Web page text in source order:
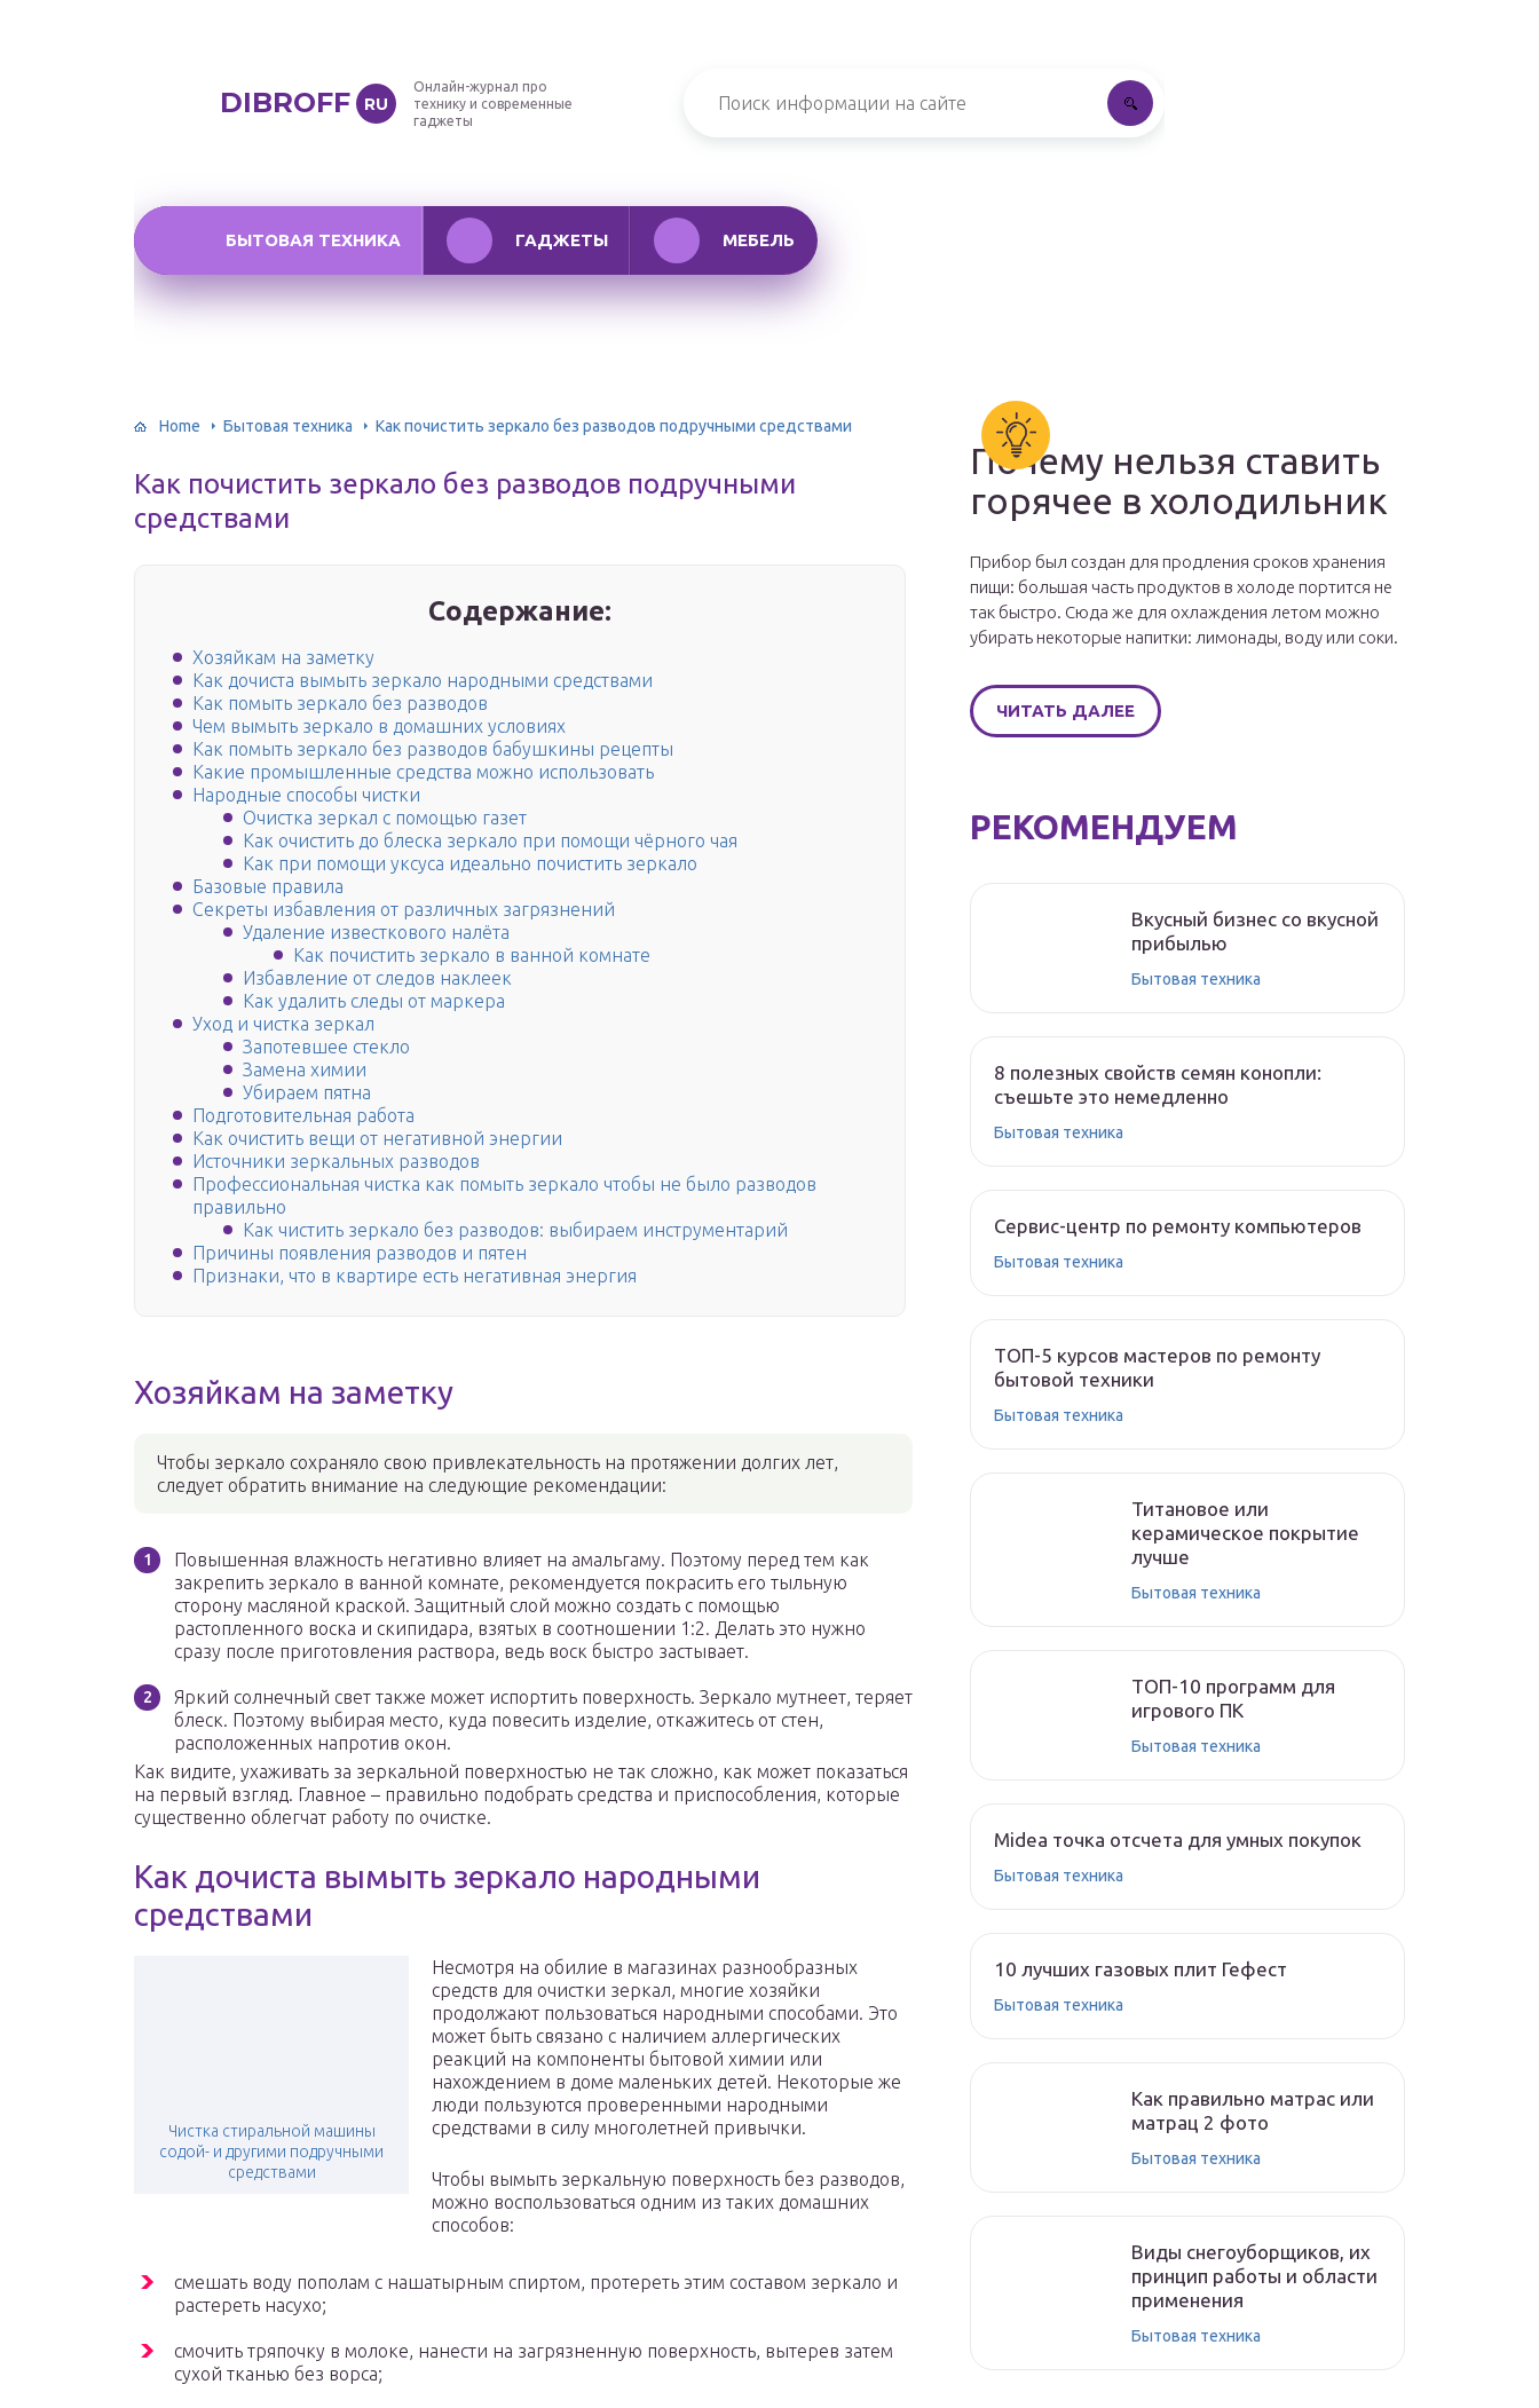
DIBROFF RU
Онлайн-журнал про
технику и современные
гаджеты
БЫТОВАЯ ТЕХНИКА ГАДЖЕТЫ МЕБЕЛЬ
Home Бытовая техника Как почистить зеркало без разводов подручными средствами
Как почистить зеркало без разводов подручными
средствами
Содержание:
Хозяйкам на заметку
Как дочиста вымыть зеркало народными средствами
Как помыть зеркало без разводов
Чем вымыть зеркало в домашних условиях
Как помыть зеркало без разводов бабушкины рецепты
Какие промышленные средства можно использовать
Народные способы чистки
Очистка зеркал с помощью газет
Как очистить до блеска зеркало при помощи чёрного чая
Как при помощи уксуса идеально почистить зеркало
Базовые правила
Секреты избавления от различных загрязнений
Удаление известкового налёта
Как почистить зеркало в ванной комнате
Избавление от следов наклеек
Как удалить следы от маркера
Уход и чистка зеркал
Запотевшее стекло
Замена химии
Убираем пятна
Подготовительная работа
Как очистить вещи от негативной энергии
Источники зеркальных разводов
Профессиональная чистка как помыть зеркало чтобы не было разводов
правильно
Как чистить зеркало без разводов: выбираем инструментарий
Причины появления разводов и пятен
Признаки, что в квартире есть негативная энергия
Хозяйкам на заметку
Чтобы зеркало сохраняло свою привлекательность на протяжении долгих лет,
следует обратить внимание на следующие рекомендации:
Повышенная влажность негативно влияет на амальгаму. Поэтому перед тем как
закрепить зеркало в ванной комнате, рекомендуется покрасить его тыльную
сторону масляной краской. Защитный слой можно создать с помощью
растопленного воска и скипидара, взятых в соотношении 1:2. Делать это нужно
сразу после приготовления раствора, ведь воск быстро застывает.
Яркий солнечный свет также может испортить поверхность. Зеркало мутнеет, теряет
блеск. Поэтому выбирая место, куда повесить изделие, откажитесь от стен,
расположенных напротив окон.
Как видите, ухаживать за зеркальной поверхностью не так сложно, как может показаться
на первый взгляд. Главное – правильно подобрать средства и приспособления, которые
существенно облегчат работу по очистке.
Как дочиста вымыть зеркало народными
средствами
Чистка стиральной машины
содой- и другими подручными
средствами
Несмотря на обилие в магазинах разнообразных
средств для очистки зеркал, многие хозяйки
продолжают пользоваться народными способами. Это
может быть связано с наличием аллергических
реакций на компоненты бытовой химии или
нахождением в доме маленьких детей. Некоторые же
люди пользуются проверенными народными
средствами в силу многолетней привычки.
Чтобы вымыть зеркальную поверхность без разводов,
можно воспользоваться одним из таких домашних
способов:
смешать воду пополам с нашатырным спиртом, протереть этим составом зеркало и
растереть насухо;
смочить тряпочку в молоке, нанести на загрязненную поверхность, вытерев затем
сухой тканью без ворса;
Почему нельзя ставить
горячее в холодильник
Прибор был создан для продления сроков хранения
пищи: большая часть продуктов в холоде портится не
так быстро. Сюда же для охлаждения летом можно
убирать некоторые напитки: лимонады, воду или соки.
ЧИТАТЬ ДАЛЕЕ
РЕКОМЕНДУЕМ
Вкусный бизнес со вкусной
прибылью
Бытовая техника
8 полезных свойств семян конопли:
съешьте это немедленно
Бытовая техника
Сервис-центр по ремонту компьютеров
Бытовая техника
ТОП-5 курсов мастеров по ремонту
бытовой техники
Бытовая техника
Титановое или
керамическое покрытие
лучше
Бытовая техника
ТОП-10 программ для
игрового ПК
Бытовая техника
Midea точка отсчета для умных покупок
Бытовая техника
10 лучших газовых плит Гефест
Бытовая техника
Как правильно матрас или
матрац 2 фото
Бытовая техника
Виды снегоуборщиков, их
принцип работы и области
применения
Бытовая техника